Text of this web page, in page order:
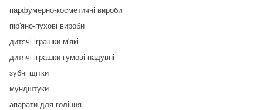
парфумерно-косметичні вироби
пір'яно-пухові вироби
дитячі іграшки м'які
дитячі іграшки гумові надувні
зубні щітки
мундштуки
апарати для гоління